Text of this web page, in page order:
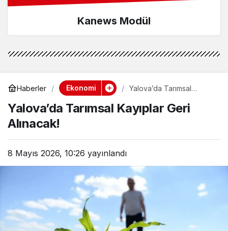
Kanews Modül
Haberler Ekonomi
Yalova’da Tarımsal
Yalova’da Tarımsal Kayıplar Geri
Alınacak!
8 Mayıs 2026, 10:26 yayınlandı